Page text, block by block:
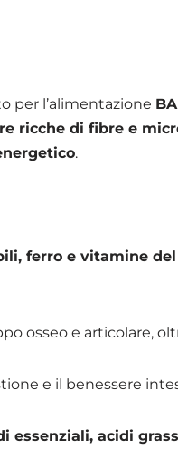
per l’alimentazione
ricche di fibre e
.
ferro e vitamine
osseo e articolare,
e il benessere
essenziali, acidi